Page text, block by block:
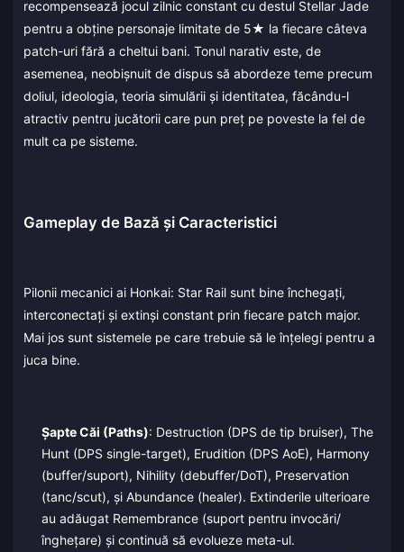
recompensează jocul zilnic constant cu destul Stellar Jade
pentru a obține personaje limitate de 5★ la fiecare câteva
patch-uri fără a cheltui bani. Tonul narativ este, de
asemenea, neobișnuit de dispus să abordeze teme precum
doliul, ideologia, teoria simulării și identitatea, făcându-l
atractiv pentru jucătorii care pun preț pe poveste la fel de
mult ca pe sisteme.
Gameplay de Bază și Caracteristici
Pilonii mecanici ai Honkai: Star Rail sunt bine închegați,
interconectați și extinși constant prin fiecare patch major.
Mai jos sunt sistemele pe care trebuie să le înțelegi pentru a
juca bine.
Șapte Căi (Paths): Destruction (DPS de tip bruiser), The
Hunt (DPS single-target), Erudition (DPS AoE), Harmony
(buffer/suport), Nihility (debuffer/DoT), Preservation
(tanc/scut), și Abundance (healer). Extinderile ulterioare
au adăugat Remembrance (suport pentru invocări/
înghețare) și continuă să evolueze meta-ul.